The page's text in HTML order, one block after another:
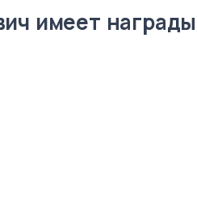
имеет награды